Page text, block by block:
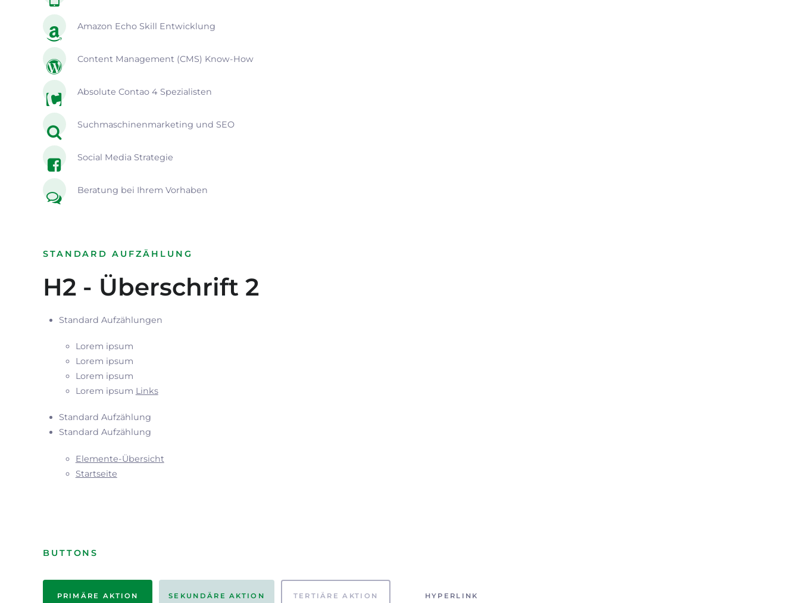
Amazon Echo Skill Entwicklung
Content Management (CMS) Know-How
Absolute Contao 4 Spezialisten
Suchmaschinenmarketing und SEO
Social Media Strategie
Beratung bei Ihrem Vorhaben
STANDARD AUFZÄHLUNG
H2 - Überschrift 2
Standard Aufzählungen
Lorem ipsum
Lorem ipsum
Lorem ipsum
Lorem ipsum Links
Standard Aufzählung
Standard Aufzählung
Elemente-Übersicht
Startseite
BUTTONS
PRIMÄRE AKTION SEKUNDÄRE AKTION TERTIÄRE AKTION HYPERLINK